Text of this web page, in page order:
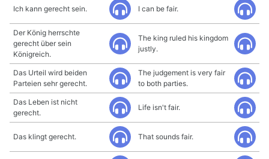
Ich kann gerecht sein. I can be fair.
Der König herrschte
gerecht über sein
Königreich.
The king ruled his kingdom
justly.
Das Urteil wird beiden
Parteien sehr gerecht.
The judgement is very fair
to both parties.
Das Leben ist nicht
gerecht.
Life isn't fair.
Das klingt gerecht. That sounds fair.